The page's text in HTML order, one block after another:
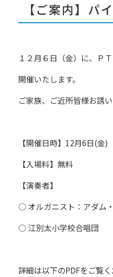
【ご案内】パ
１２月６日（金）に、Ｐ
開催いたします。
ご家族、ご近所皆様お誘
【開催日時】12月6日(
【入場料】無料
【演奏者】
○ オルガニスト：アダム
○ 江別太小学校合唱団
詳細は以下のPDFをご覧く